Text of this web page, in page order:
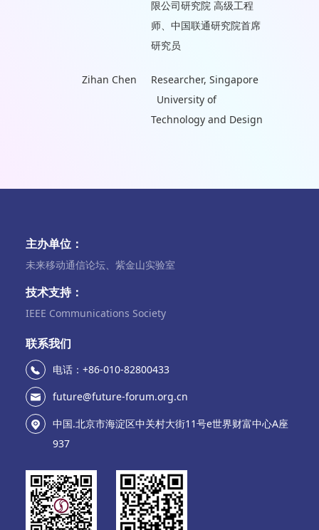
限公司研究院 高级工程
师、中国联通研究院首席
研究员
Zihan Chen
Researcher, Singapore
University of
Technology and Design
主办单位：
未来移动通信论坛、紫金山实验室
技术支持：
IEEE Communications Society
联系我们
电话：+86-010-82800433
future@future-forum.org.cn
中国.北京市海淀区中关村大街11号e世界财富中心A座
937